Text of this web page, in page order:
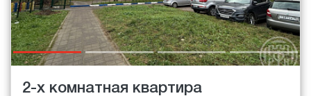
2-х комнатная квартира